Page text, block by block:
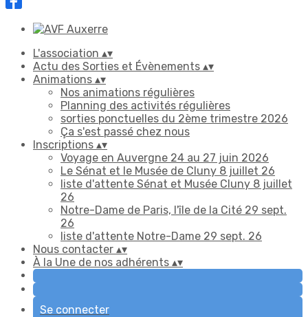
L'association ▴▾
Actu des Sorties et Évènements ▴▾
Animations ▴▾
Nos animations régulières
Planning des activités régulières
sorties ponctuelles du 2ème trimestre 2026
Ça s'est passé chez nous
Inscriptions ▴▾
Voyage en Auvergne 24 au 27 juin 2026
Le Sénat et le Musée de Cluny 8 juillet 26
liste d'attente Sénat et Musée Cluny 8 juillet
26
Notre-Dame de Paris, l'île de la Cité 29 sept.
26
liste d'attente Notre-Dame 29 sept. 26
Nous contacter ▴▾
À la Une de nos adhérents ▴▾
Se connecter